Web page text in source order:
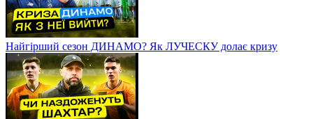
Найгірший сезон ДИНАМО? Як ЛУЧЕСКУ долає кризу